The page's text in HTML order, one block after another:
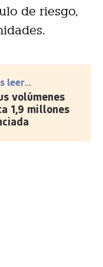
de riesgo,
leer...
volúmenes
1,9 millones